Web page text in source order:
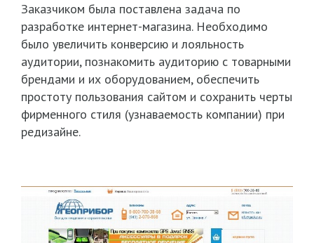
Заказчиком была поставлена задача по
разработке интернет-магазина. Необходимо
было увеличить конверсию и лояльность
аудитории, познакомить аудиторию с товарными
брендами и их оборудованием, обеспечить
простоту пользования сайтом и сохранить черты
фирменного стиля (узнаваемость компании) при
редизайне.